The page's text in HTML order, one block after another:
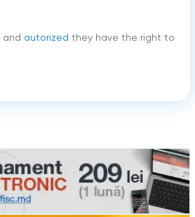
and autorized they have the right to